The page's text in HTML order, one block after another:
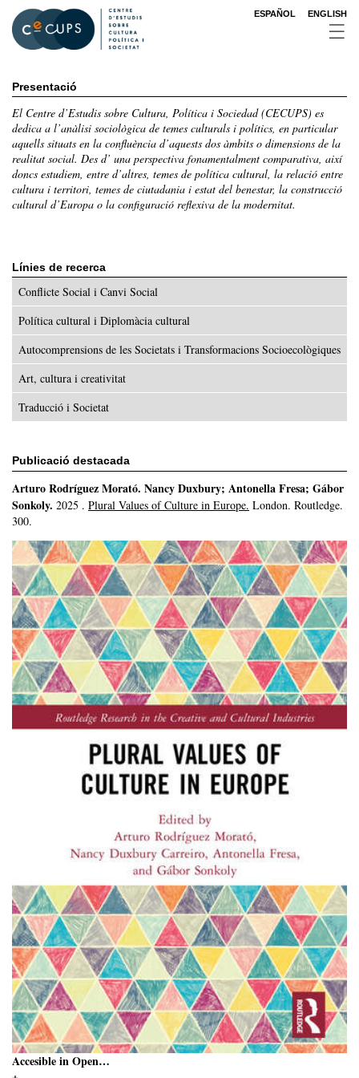
contingut
ESPAÑOL ENGLISH
Presentació
El Centre d’Estudis sobre Cultura, Política i Sociedad (CECUPS) es
dedica a l’anàlisi sociològica de temes culturals i polítics, en particular
aquells situats en la confluència d’aquests dos àmbits o dimensions de la
realitat social. Des d’ una perspectiva fonamentalment comparativa, així
doncs estudiem, entre d’altres, temes de política cultural, la relació entre
cultura i territori, temes de ciutadania i estat del benestar, la construcció
cultural d’Europa o la configuració reflexiva de la modernitat.
Línies de recerca
Conflicte Social i Canvi Social
Política cultural i Diplomàcia cultural
Autocomprensions de les Societats i Transformacions Socioecològiques
Art, cultura i creativitat
Traducció i Societat
Publicació destacada
Arturo Rodríguez Morató. Nancy Duxbury; Antonella Fresa; Gábor
Sonkoly. 2025 . Plural Values of Culture in Europe. London. Routledge.
300.
Accesible in Open…